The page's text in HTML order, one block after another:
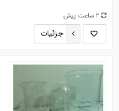
2 ساعت پیش
جزئیات